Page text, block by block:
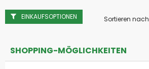
Sortieren nach
EINKAUFSOPTIONEN
SHOPPING-MÖGLICHKEITEN